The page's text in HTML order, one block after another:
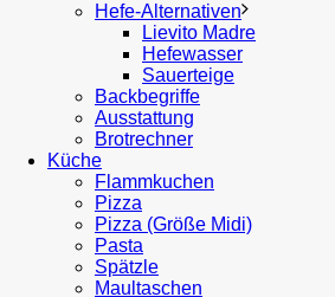
Hefe-Alternativen
Lievito Madre
Hefewasser
Sauerteige
Backbegriffe
Ausstattung
Brotrechner
Küche
Flammkuchen
Pizza
Pizza (Größe Midi)
Pasta
Spätzle
Maultaschen